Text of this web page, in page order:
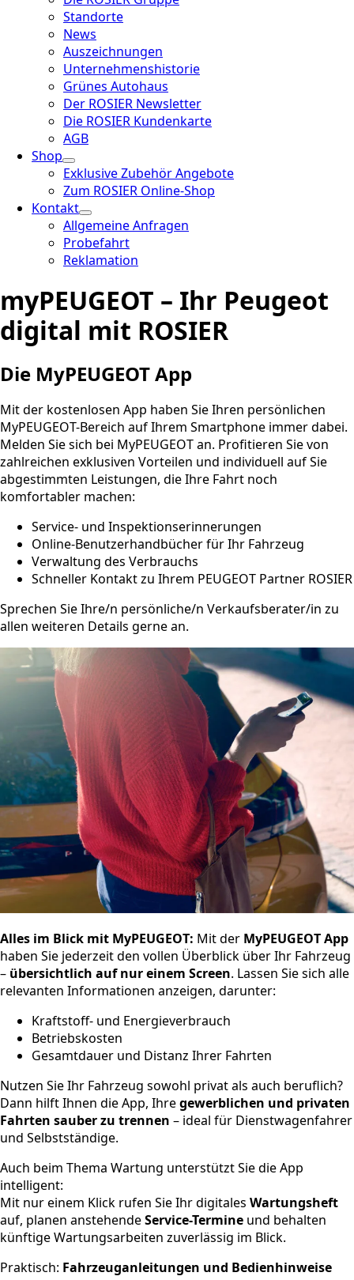
Standorte
News
Auszeichnungen
Unternehmenshistorie
Grünes Autohaus
Der ROSIER Newsletter
Die ROSIER Kundenkarte
AGB
Shop
Exklusive Zubehör Angebote
Zum ROSIER Online-Shop
Kontakt
Allgemeine Anfragen
Probefahrt
Reklamation
myPEUGEOT – Ihr Peugeot
digital mit ROSIER
Die MyPEUGEOT App
Mit der kostenlosen App haben Sie Ihren persönlichen
MyPEUGEOT-Bereich auf Ihrem Smartphone immer dabei.
Melden Sie sich bei MyPEUGEOT an. Profitieren Sie von
zahlreichen exklusiven Vorteilen und individuell auf Sie
abgestimmten Leistungen, die Ihre Fahrt noch
komfortabler machen:
Service- und Inspektionserinnerungen
Online-Benutzerhandbücher für Ihr Fahrzeug
Verwaltung des Verbrauchs
Schneller Kontakt zu Ihrem PEUGEOT Partner ROSIER
Sprechen Sie Ihre/n persönliche/n Verkaufsberater/in zu
allen weiteren Details gerne an.
Alles im Blick mit MyPEUGEOT: Mit der MyPEUGEOT App
haben Sie jederzeit den vollen Überblick über Ihr Fahrzeug
– übersichtlich auf nur einem Screen. Lassen Sie sich alle
relevanten Informationen anzeigen, darunter:
Kraftstoff- und Energieverbrauch
Betriebskosten
Gesamtdauer und Distanz Ihrer Fahrten
Nutzen Sie Ihr Fahrzeug sowohl privat als auch beruflich?
Dann hilft Ihnen die App, Ihregewerblichen und privaten
Fahrten sauber zu trennen – ideal für Dienstwagenfahrer
und Selbstständige.
Auch beim Thema Wartung unterstützt Sie die App
intelligent:
Mit nur einem Klick rufen Sie Ihr digitales Wartungsheft
auf, planen anstehendeService-Termine und behalten
künftige Wartungsarbeiten zuverlässig im Blick.
Praktisch: Fahrzeuganleitungen und Bedienhinweise